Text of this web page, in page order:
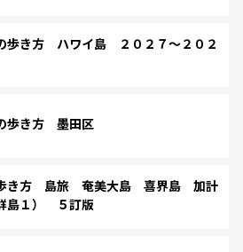
歩き方 ハワイ島 ２０２７～２０２
歩き方 墨田区
き方 島旅 奄美大島 喜界島 加計
島１） ５訂版